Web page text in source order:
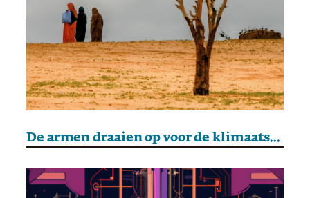
De armen draaien op voor de klimaatschuld die de rijken moeten aflossen